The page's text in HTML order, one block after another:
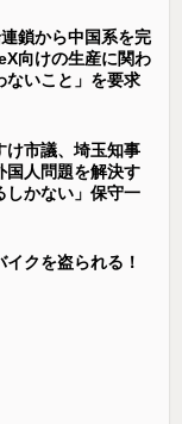
鎖から中国系を完
向けの生産に関わ
ないこと」を要求
け市議、埼玉知事
国人問題を解決す
しかない」保守一
クを盗られる！